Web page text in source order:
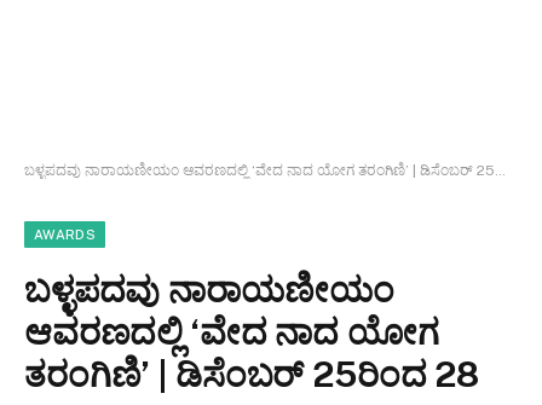
ಬಳ್ಳಪದವು ನಾರಾಯಣೀಯಂ ಆವರಣದಲ್ಲಿ ‘ವೇದ ನಾದ ಯೋಗ ತರಂಗಿಣಿ’ | ಡಿಸೆಂಬರ್ 25ರಿಂದ 28
AWARDS
ಬಳ್ಳಪದವು ನಾರಾಯಣೀಯಂ
ಆವರಣದಲ್ಲಿ ‘ವೇದ ನಾದ ಯೋಗ
ತರಂಗಿಣಿ’ | ಡಿಸೆಂಬರ್ 25ರಿಂದ 28